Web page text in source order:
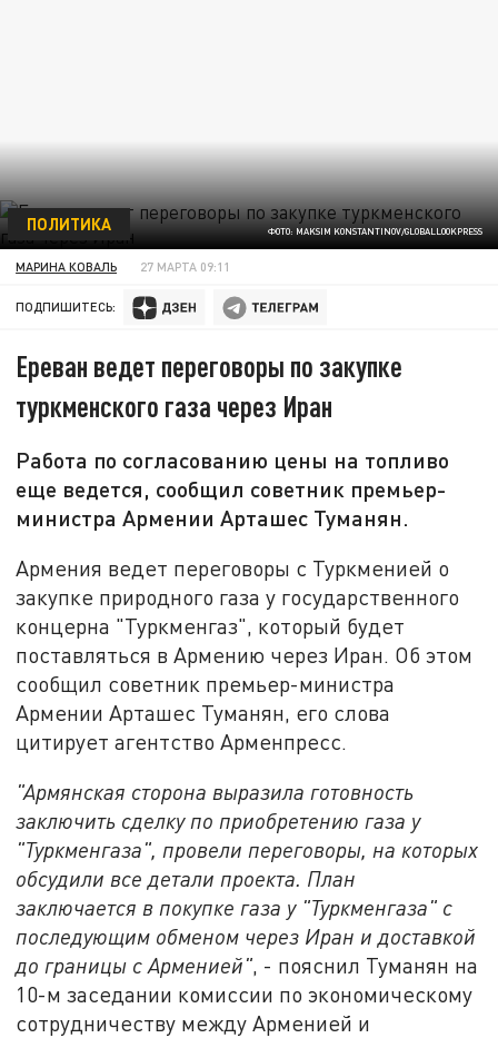
ФОТО: MAKSIM KONSTANTINOV/GLOBALLOOKPRESS
ПОЛИТИКА
МАРИНА КОВАЛЬ 27 МАРТА 09:11
ПОДПИШИТЕСЬ:
Ереван ведет переговоры по закупке
туркменского газа через Иран
Работа по согласованию цены на топливо
еще ведется, сообщил советник премьер-
министра Армении Арташес Туманян.
Армения ведет переговоры с Туркменией о
закупке природного газа у государственного
концерна "Туркменгаз", который будет
поставляться в Армению через Иран. Об этом
сообщил советник премьер-министра
Армении Арташес Туманян, его слова
цитирует агентство Арменпресс.
"Армянская сторона выразила готовность
заключить сделку по приобретению газа у
"Туркменгаза", провели переговоры, на которых
обсудили все детали проекта. План
заключается в покупке газа у "Туркменгаза" с
последующим обменом через Иран и доставкой
до границы с Арменией", - пояснил Туманян на
10-м заседании комиссии по экономическому
сотрудничеству между Арменией и